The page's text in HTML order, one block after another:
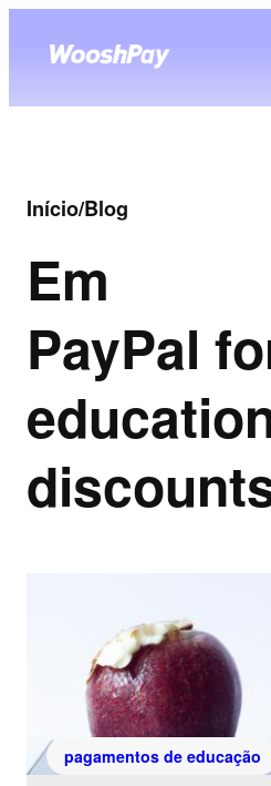
Início/Blog
Em
PayPal
pagamentos de educação